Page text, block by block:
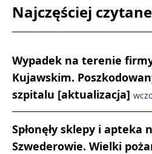
Najczęściej czytane
Wypadek na terenie
Kujawskim.
szpitalu [aktualizacja]
Spłonęły sklepy i apteka
Szwederowie. Wielki